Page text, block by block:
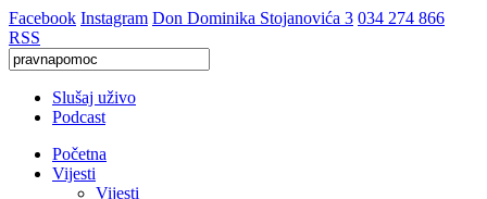
Facebook Instagram Don Dominika Stojanovića 3 034 274 866
RSS
Slušaj uživo
Podcast
Početna
Vijesti
Vijesti